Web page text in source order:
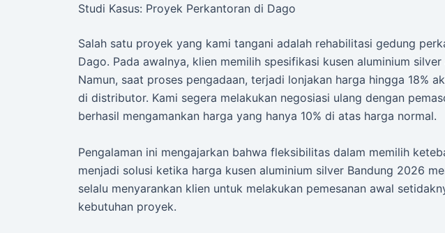
Studi Kasus: Proyek Perkantoran di Dago
Salah satu proyek yang kami tangani adalah rehabilitasi gedung
Dago. Pada awalnya, klien memilih spesifikasi kusen aluminium silver
Namun, saat proses pengadaan, terjadi lonjakan harga hingga 18%
di distributor. Kami segera melakukan negosiasi ulang dengan
berhasil mengamankan harga yang hanya 10% di atas harga normal.
Pengalaman ini mengajarkan bahwa fleksibilitas dalam memilih
menjadi solusi ketika harga kusen aluminium silver Bandung 2026
selalu menyarankan klien untuk melakukan pemesanan awal
kebutuhan proyek.